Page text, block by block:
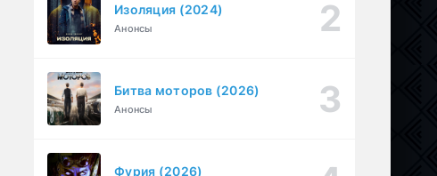
Под землёй (2026)
1-16 серия
Изоляция (2024)
Анонсы
Битва моторов (2026)
Анонсы
Фурия (2026)